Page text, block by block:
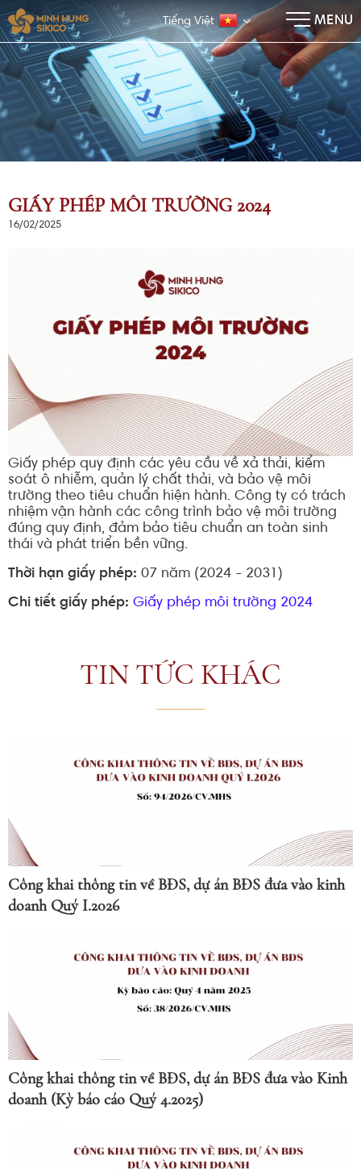
Tiếng Việt MENU
×
GIẤY PHÉP MÔI TRƯỜNG 2024
16/02/2025
Giấy phép quy định các yêu cầu về xả thải, kiểm
soát ô nhiễm, quản lý chất thải, và bảo vệ môi
trường theo tiêu chuẩn hiện hành. Công ty có trách
nhiệm vận hành các công trình bảo vệ môi trường
đúng quy định, đảm bảo tiêu chuẩn an toàn sinh
thái và phát triển bền vững.
Thời hạn giấy phép: 07 năm (2024 - 2031)
Chi tiết giấy phép: Giấy phép môi trường 2024
TIN TỨC KHÁC
Công khai thông tin về BĐS, dự án BĐS đưa vào kinh
doanh Quý I.2026
Công khai thông tin về BĐS, dự án BĐS đưa vào Kinh
doanh (Kỳ báo cáo Quý 4.2025)